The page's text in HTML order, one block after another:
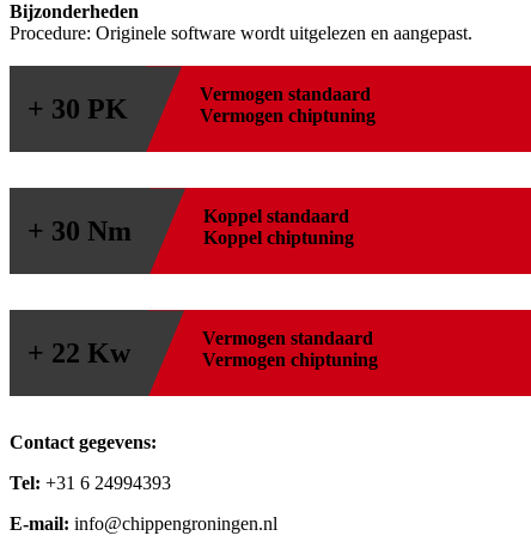
Bijzonderheden
Procedure: Originele software wordt uitgelezen en aangepast.
+ 30 PK Vermogen standaard
Vermogen chiptuning
+ 30 Nm Koppel standaard
Koppel chiptuning
+ 22 Kw Vermogen standaard
Vermogen chiptuning
Contact gegevens:
Tel: +31 6 24994393
E-mail: info@chippengroningen.nl